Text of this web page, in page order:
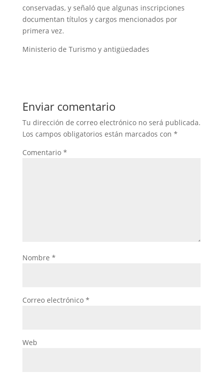
conservadas, y señaló que algunas inscripciones
documentan títulos y cargos mencionados por
primera vez.
Ministerio de Turismo y antigüedades
Enviar comentario
Tu dirección de correo electrónico no será publicada.
Los campos obligatorios están marcados con *
Comentario *
Nombre *
Correo electrónico *
Web